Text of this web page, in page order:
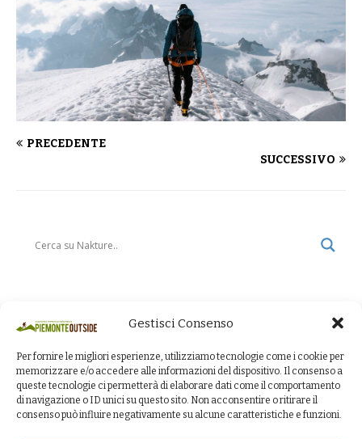
Gestisci Consenso
Per fornire le migliori esperienze, utilizziamo tecnologie come i cookie per
memorizzare e/o accedere alle informazioni del dispositivo. Il consenso a
queste tecnologie ci permetterà di elaborare dati come il comportamento
di navigazione o ID unici su questo sito. Non acconsentire o ritirare il
consenso può influire negativamente su alcune caratteristiche e funzioni.
PRECEDENTE
SUCCESSIVO